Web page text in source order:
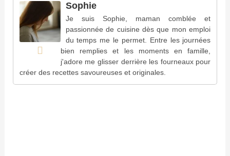
Sophie
Je suis Sophie, maman comblée et
passionnée de cuisine dès que mon emploi
du temps me le permet. Entre les journées
bien remplies et les moments en famille,
j'adore me glisser derrière les fourneaux pour
créer des recettes savoureuses et originales.